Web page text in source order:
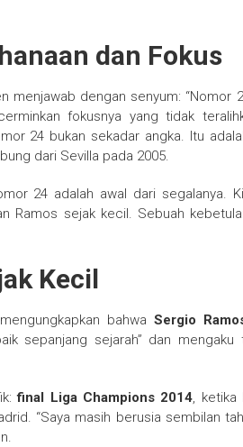
dan Fokus
menjawab dengan senyum: “Nomor
fokusnya yang tidak
24 bukan sekadar angka. Itu
dari Sevilla pada 2005.
24 adalah awal dari segalanya.
Ramos sejak kecil. Sebuah
Kecil
bahwaSergio
sepanjang sejarah” dan mengaku
final Liga Champions 2014, ketika
“Saya masih berusia sembilan